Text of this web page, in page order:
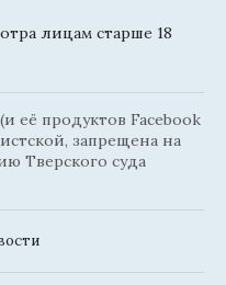
лицам старше 18
её продуктов Facebook
запрещена на
Тверского суда